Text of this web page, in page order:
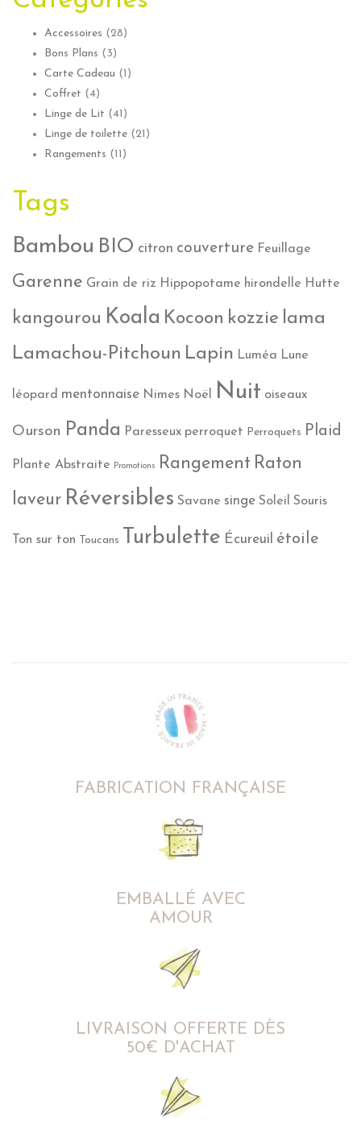
Accessoires (28)
Bons Plans (3)
Carte Cadeau (1)
Coffret (4)
Linge de Lit (41)
Linge de toilette (21)
Rangements (11)
Tags
Bambou BIO citron couverture Feuillage
Garenne Grain de riz Hippopotame hirondelle Hutte
kangourou Koala Kocoon kozzie lama
Lamachou-Pitchoun Lapin Luméa Lune
léopard mentonnaise Nimes Noël Nuit oiseaux
Ourson Panda Paresseux perroquet Perroquets Plaid
Plante Abstraite Promotions Rangement Raton
laveur Réversibles Savane singe Soleil Souris
Ton sur ton Toucans Turbulette Écureuil étoile
FABRICATION FRANÇAISE
EMBALLÉ AVEC
AMOUR
LIVRAISON OFFERTE DÈS
50€ D'ACHAT